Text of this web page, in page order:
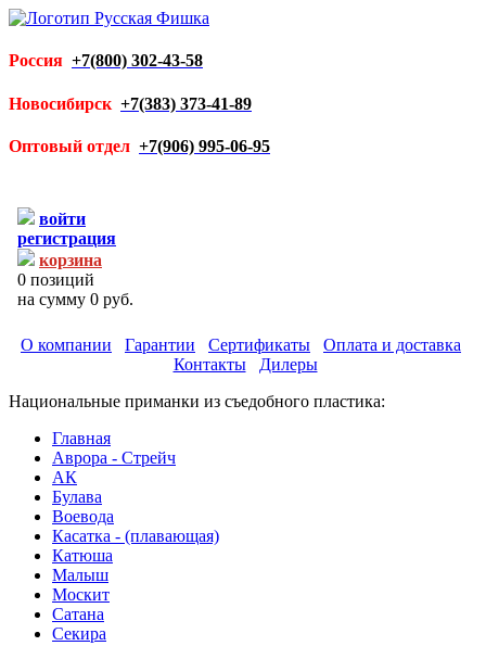
Россия +7(800) 302-43-58
Новосибирск +7(383) 373-41-89
Оптовый отдел +7(906) 995-06-95
войти
регистрация
корзина
0 позиций
на сумму 0 руб.
О компании Гарантии Сертификаты
Оплата и доставка
Контакты
Дилеры
Национальные приманки из съедобного пластика:
Главная
Аврора - Стрейч
АК
Булава
Воевода
Касатка - (плавающая)
Катюша
Малыш
Москит
Сатана
Секира